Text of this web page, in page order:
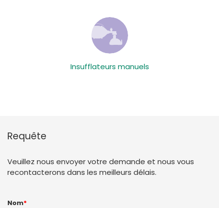
Insufflateurs manuels
Requête
Veuillez nous envoyer votre demande et nous vous
recontacterons dans les meilleurs délais.
Nom*